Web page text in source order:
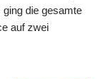
die gesamte
auf zwei